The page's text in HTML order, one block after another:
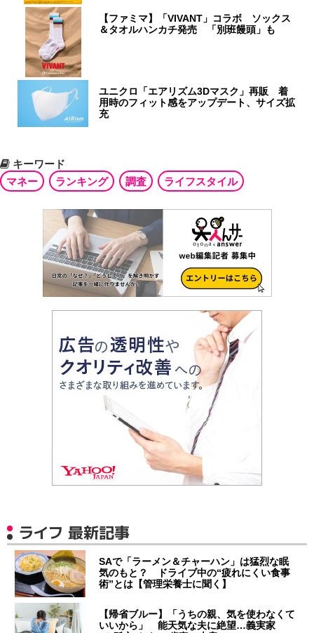
【ファミマ】「VIVANT」コラボ ソックス
＆タオルハンカチ発売 「別班饅頭」も
ユニクロ「エアリズム3Dマスク」再販 着
用時のフィット感をアップデート、サイズ拡
充
キーワード
マネー
ランキング 調査 ライフスタイル
ライフ 最新記事
SAで「ラーメン＆チャーハン」は猛烈な眠
気のもと？ ドライブ中の“疲れにくい食事
術”とは【管理栄養士に聞く】
【帰省ブルー】「うちの親、気を使わなくて
いいから」 能天気な夫に絶望…義実家